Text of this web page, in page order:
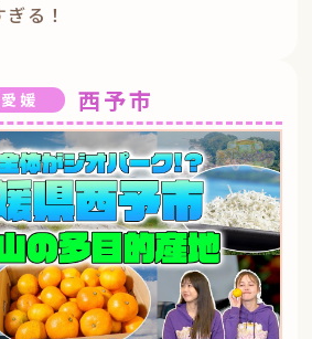
る！
愛媛 西予市